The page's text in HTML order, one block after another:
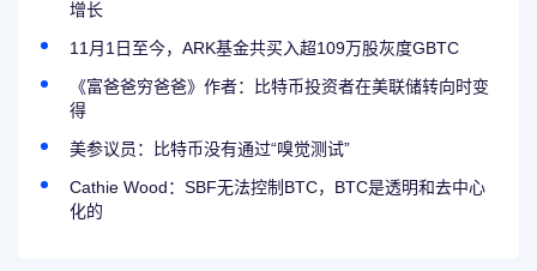
增长
11月1日至今，ARK基金共买入超109万股灰度GBTC
《富爸爸穷爸爸》作者：比特币投资者在美联储转向时变
得
美参议员：比特币没有通过“嗅觉测试”
Cathie Wood：SBF无法控制BTC，BTC是透明和去中心
化的